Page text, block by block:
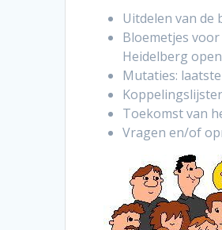
Uitdelen van de
Bloemetjes
Heidelberg
Mutaties:
Toekomst van
Vragen en/of